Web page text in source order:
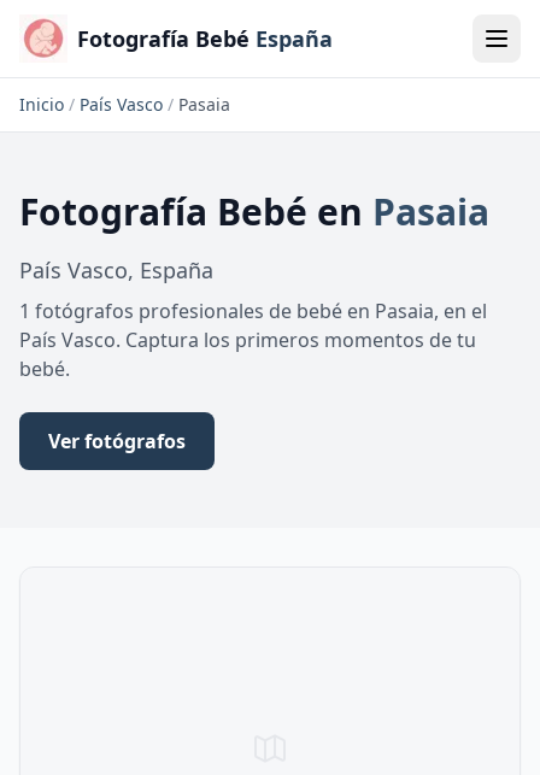
Fotografía Bebé España
Inicio / País Vasco / Pasaia
Fotografía Bebé en Pasaia
País Vasco, España
1 fotógrafos profesionales de bebé en Pasaia, en el
País Vasco. Captura los primeros momentos de tu
bebé.
Ver fotógrafos